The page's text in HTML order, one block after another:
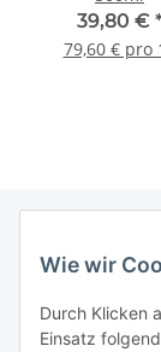
Wie wir
Durch Klicken
Einsatz
39,80 €
79,60 € pro
Informationen
Gesetzliche